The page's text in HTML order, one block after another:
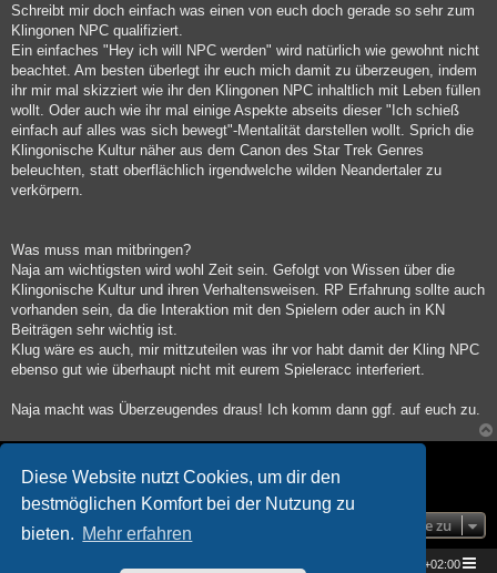
Diese Website nutzt Cookies, um dir den
bestmöglichen Komfort bei der Nutzung zu
bieten. Mehr erfahren
Schreibt mir doch einfach was einen von euch doch gerade so sehr zum
Klingonen NPC qualifiziert.
Ein einfaches "Hey ich will NPC werden" wird natürlich wie gewohnt nicht
beachtet. Am besten überlegt ihr euch mich damit zu überzeugen, indem
ihr mir mal skizziert wie ihr den Klingonen NPC inhaltlich mit Leben füllen
wollt. Oder auch wie ihr mal einige Aspekte abseits dieser "Ich schieß
einfach auf alles was sich bewegt"-Mentalität darstellen wollt. Sprich die
Klingonische Kultur näher aus dem Canon des Star Trek Genres
beleuchten, statt oberflächlich irgendwelche wilden Neandertaler zu
verkörpern.
Was muss man mitbringen?
Naja am wichtigsten wird wohl Zeit sein. Gefolgt von Wissen über die
Klingonische Kultur und ihren Verhaltensweisen. RP Erfahrung sollte auch
vorhanden sein, da die Interaktion mit den Spielern oder auch in KN
Beiträgen sehr wichtig ist.
Klug wäre es auch, mir mittzuteilen was ihr vor habt damit der Kling NPC
ebenso gut wie überhaupt nicht mit eurem Spieleracc interferiert.
Naja macht was Überzeugendes draus! Ich komm dann ggf. auf euch zu.
1 Beitrag • Seite 1von 1
Gehe zu
UTC+02:00